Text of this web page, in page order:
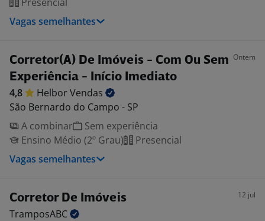
Vagas semelhantes
Corretor(A) De Imóveis - Com Ou Sem
Experiência - Início Imediato
Ontem
4,8 HelborVendas
São Bernardo do Campo - SP
A combinar
Sem experiência
Ensino Médio (2º Grau)
Presencial
Vagas semelhantes
Corretor De Imóveis 12 jul
TramposABC